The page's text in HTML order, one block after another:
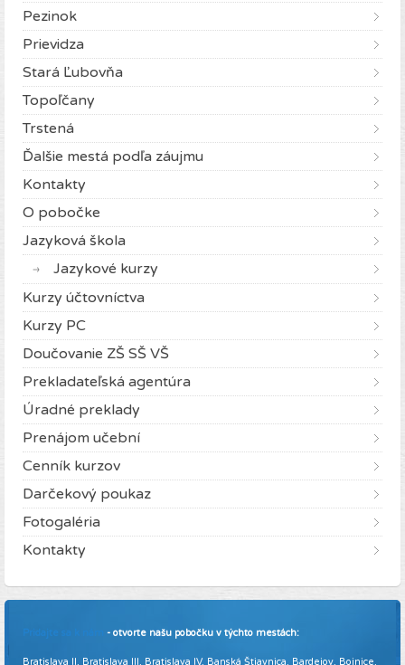
Pezinok
Prievidza
Stará Ľubovňa
Topoľčany
Trstená
Ďalšie mestá podľa záujmu
Kontakty
O pobočke
Jazyková škola
Jazykové kurzy
Kurzy účtovníctva
Kurzy PC
Doučovanie ZŠ SŠ VŠ
Prekladateľská agentúra
Úradné preklady
Prenájom učební
Cenník kurzov
Darčekový poukaz
Fotogaléria
Kontakty
Pridajte sa k nám - otvorte našu pobočku v týchto mestách:
Bratislava II, Bratislava III, Bratislava IV, Banská Štiavnica, Bardejov, Bojnice,